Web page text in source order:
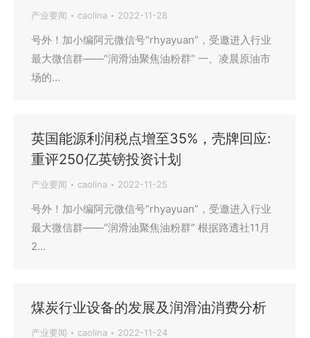
产业要闻 caolina 2022-11-28
号外！加小编阿元微信号“rhyayuan”，受邀进入行业
最大微信群——“润滑油聚焦油粉群” 一、凌晨原油市
场的…
英国能源利润税点增至35%，壳牌回应:
重评250亿英镑投资计划
产业要闻 caolina 2022-11-25
号外！加小编阿元微信号“rhyayuan”，受邀进入行业
最大微信群——“润滑油聚焦油粉群” 根据路透社11月
2…
煤炭行业设备的发展及润滑油消费分析
产业要闻 caolina 2022-11-24